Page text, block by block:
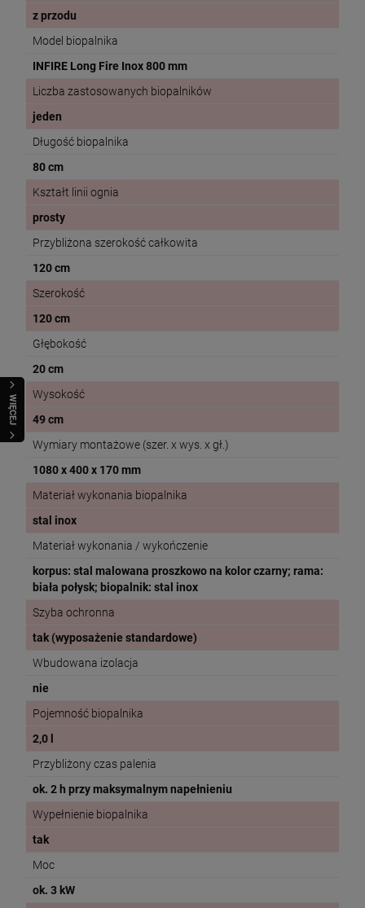
WIĘCEJ
z przodu
Model biopalnika
INFIRE Long Fire Inox 800 mm
Liczba zastosowanych biopalników
jeden
Długość biopalnika
80 cm
Kształt linii ognia
prosty
Przybliżona szerokość całkowita
120 cm
Szerokość
120 cm
Głębokość
20 cm
Wysokość
49 cm
Wymiary montażowe (szer. x wys. x gł.)
1080 x 400 x 170 mm
Materiał wykonania biopalnika
stal inox
Materiał wykonania / wykończenie
korpus: stal malowana proszkowo na kolor czarny; rama:
biała połysk; biopalnik: stal inox
Szyba ochronna
tak (wyposażenie standardowe)
Wbudowana izolacja
nie
Pojemność biopalnika
2,0 l
Przybliżony czas palenia
ok. 2 h przy maksymalnym napełnieniu
Wypełnienie biopalnika
tak
Moc
ok. 3 kW